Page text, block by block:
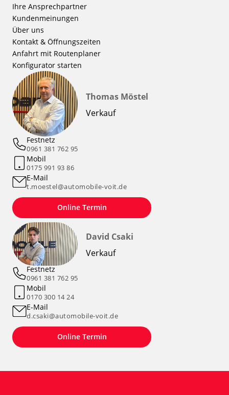
Ihre Ansprechpartner
Kundenmeinungen
Über uns
Kontakt & Öffnungszeiten
Anfahrt mit Routenplaner
Konfigurator starten
Thomas Möstel
Verkauf
Festnetz
0961 381 762 95
Mobil
0175 991 93 86
E-Mail
t.moestel@automobile-voit.de
Online Termin
David Csaki
Verkauf
Festnetz
0961 381 762 95
Mobil
0170 300 14 24
E-Mail
d.csaki@automobile-voit.de
Online Termin